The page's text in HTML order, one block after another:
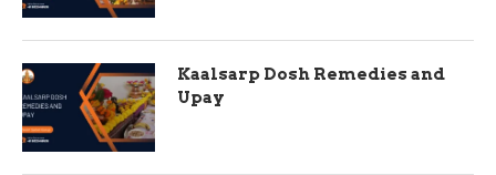
Kaalsarp Dosh Remedies and
Upay